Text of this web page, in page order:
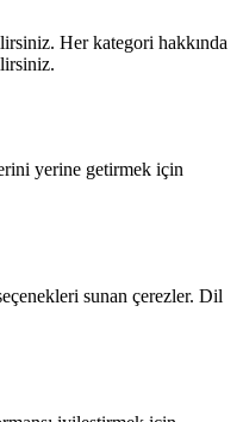
Her kategori hakkında
yerine getirmek için
sunan çerezler. Dil